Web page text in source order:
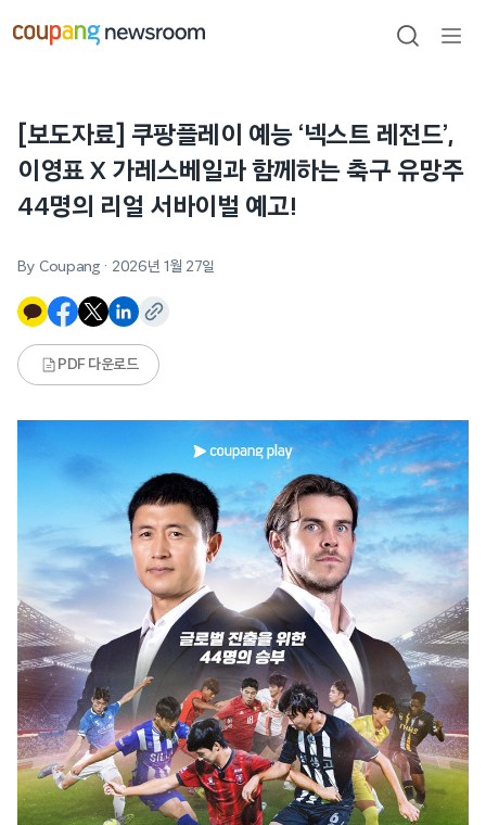
건너뛰기
검색
[보도자료] 쿠팡플레이 예능 ‘넥스트 레전드’,
이영표 X 가레스베일과 함께하는 축구 유망주
44명의 리얼 서바이벌 예고!
By Coupang · 2026년 1월 27일
PDF 다운로드